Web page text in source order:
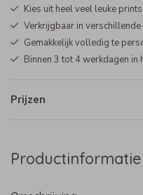
Kies uit heel veel leuke prints
Verkrijgbaar in verschillende
Gemakkelijk volledig te
Binnen 3 tot 4 werkdagen in
Prijzen
Productinformatie